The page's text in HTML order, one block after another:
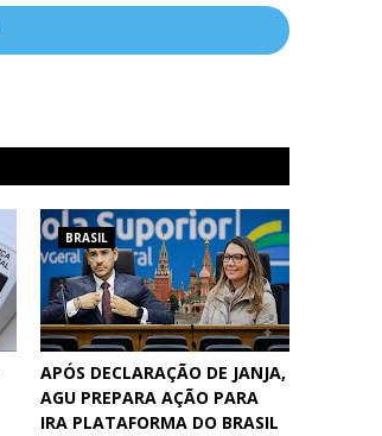
BRASIL
APÓS DECLARAÇÃO DE JANJA,
AGU PREPARA AÇÃO PARA
IRA PLATAFORMA DO BRASIL